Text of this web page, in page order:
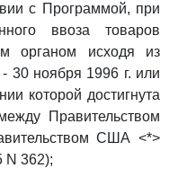
с Программой, при
ввоза товаров
органом исходя из
30 ноября 1996 г. или
которой достигнута
Правительством
США <*>
N 362);